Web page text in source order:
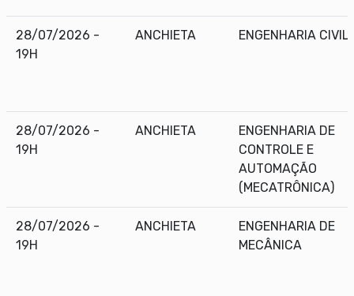
28/07/2026 -
19H
ANCHIETA ENGENHARIA CIVIL
28/07/2026 -
19H
ANCHIETA
ENGENHARIA DE
CONTROLE E
AUTOMAÇÃO
(MECATRÔNICA)
28/07/2026 -
19H
ANCHIETA
ENGENHARIA DE
MECÂNICA